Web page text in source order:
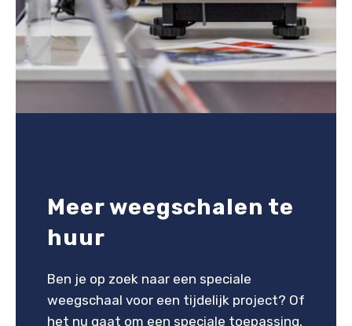
Meer weegschalen te
huur
Ben je op zoek naar een speciale
weegschaal voor een tijdelijk project? Of
het nu gaat om een speciale toepassing,